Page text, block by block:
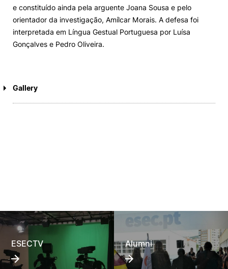
e constituído ainda pela arguente Joana Sousa e pelo
orientador da investigação, Amílcar Morais. A defesa foi
interpretada em Língua Gestual Portuguesa por Luísa
Gonçalves e Pedro Oliveira.
Gallery
ESECTV Alumni